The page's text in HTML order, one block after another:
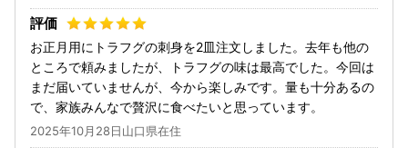
お正月用にトラフグの刺身を2皿注文しました。去年も他の
ところで頼みましたが、トラフグの味は最高でした。今回は
まだ届いていませんが、今から楽しみです。量も十分あるの
で、家族みんなで贅沢に食べたいと思っています。
2025年10月28日山口県在住